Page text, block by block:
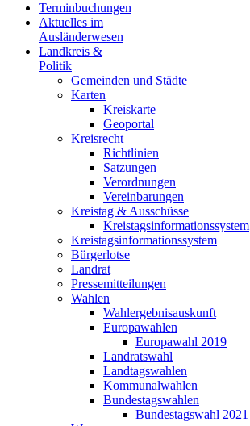
Terminbuchungen
Aktuelles im
Ausländerwesen
Landkreis &
Politik
Gemeinden und Städte
Karten
Kreiskarte
Geoportal
Kreisrecht
Richtlinien
Satzungen
Verordnungen
Vereinbarungen
Kreistag & Ausschüsse
Kreistagsinformationssystem
Kreistagsinformationssystem
Bürgerlotse
Landrat
Pressemitteilungen
Wahlen
Wahlergebnisauskunft
Europawahlen
Europawahl 2019
Landratswahl
Landtagswahlen
Kommunalwahlen
Bundestagswahlen
Bundestagswahl 2021